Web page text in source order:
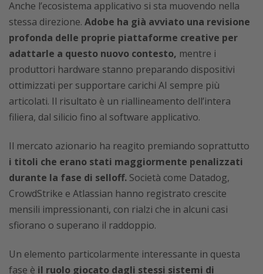
Anche l’ecosistema applicativo si sta muovendo nella
stessa direzione. Adobe ha già avviato una revisione
profonda delle proprie piattaforme creative per
adattarle a questo nuovo contesto, mentre i
produttori hardware stanno preparando dispositivi
ottimizzati per supportare carichi AI sempre più
articolati. Il risultato è un riallineamento dell’intera
filiera, dal silicio fino al software applicativo.
Il mercato azionario ha reagito premiando soprattutto
i titoli che erano stati maggiormente penalizzati
durante la fase di selloff. Società come Datadog,
CrowdStrike e Atlassian hanno registrato crescite
mensili impressionanti, con rialzi che in alcuni casi
sfiorano o superano il raddoppio.
Un elemento particolarmente interessante in questa
fase è il ruolo giocato dagli stessi sistemi di